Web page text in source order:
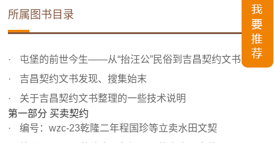
所属图书目录
屯堡的前世今生——从“抬汪公”民俗到吉昌契约文书的发现
吉昌契约文书发现、搜集始末
关于吉昌契约文书整理的一些技术说明
第一部分 买卖契约
编号：wzc-23乾隆二年程国珍等立卖水田文契